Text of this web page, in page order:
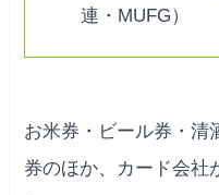
連・MUFG）
お米券・ビール券・清
券のほか、カード会社